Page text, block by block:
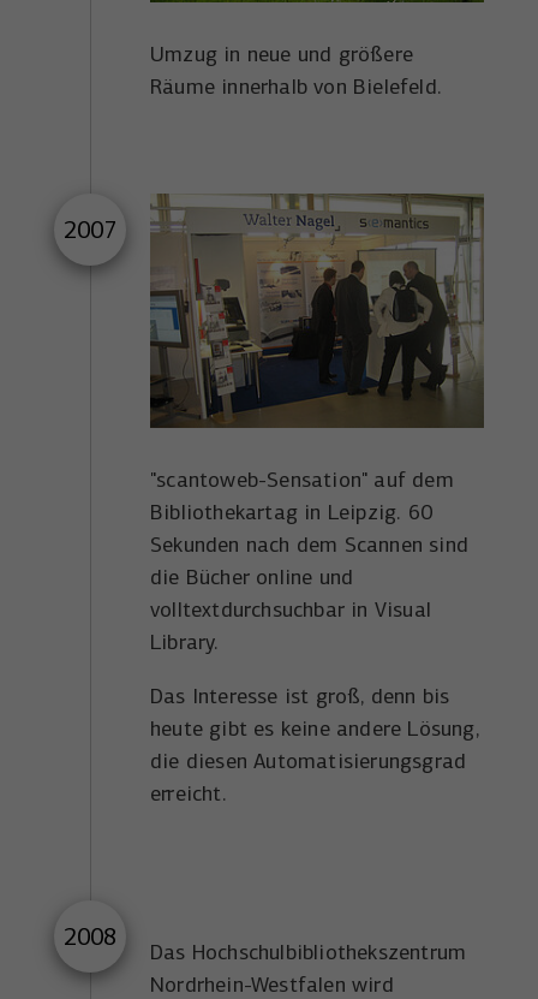
Umzug in neue und größere
Räume innerhalb von Bielefeld.
2007
"scantoweb-Sensation" auf dem
Bibliothekartag in Leipzig. 60
Sekunden nach dem Scannen sind
die Bücher online und
volltextdurchsuchbar in Visual
Library.
Das Interesse ist groß, denn bis
heute gibt es keine andere Lösung,
die diesen Automatisierungsgrad
erreicht.
2008
Das Hochschulbibliothekszentrum
Nordrhein-Westfalen wird